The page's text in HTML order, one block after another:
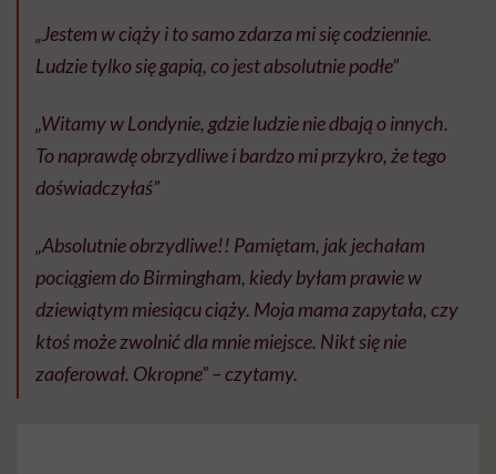
„Jestem w ciąży i to samo zdarza mi się codziennie.
Ludzie tylko się gapią, co jest absolutnie podłe”
„Witamy w Londynie, gdzie ludzie nie dbają o innych.
To naprawdę obrzydliwe i bardzo mi przykro, że tego
doświadczyłaś”
„Absolutnie obrzydliwe!! Pamiętam, jak jechałam
pociągiem do Birmingham, kiedy byłam prawie w
dziewiątym miesiącu ciąży. Moja mama zapytała, czy
ktoś może zwolnić dla mnie miejsce. Nikt się nie
zaoferował. Okropne” – czytamy.